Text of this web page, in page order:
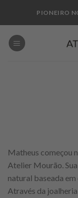
PIONEIRO
Matheus começou
Atelier Mourão.
natural baseada
Através da